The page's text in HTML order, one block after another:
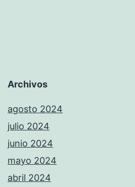
Archivos
agosto 2024
julio 2024
junio 2024
mayo 2024
abril 2024